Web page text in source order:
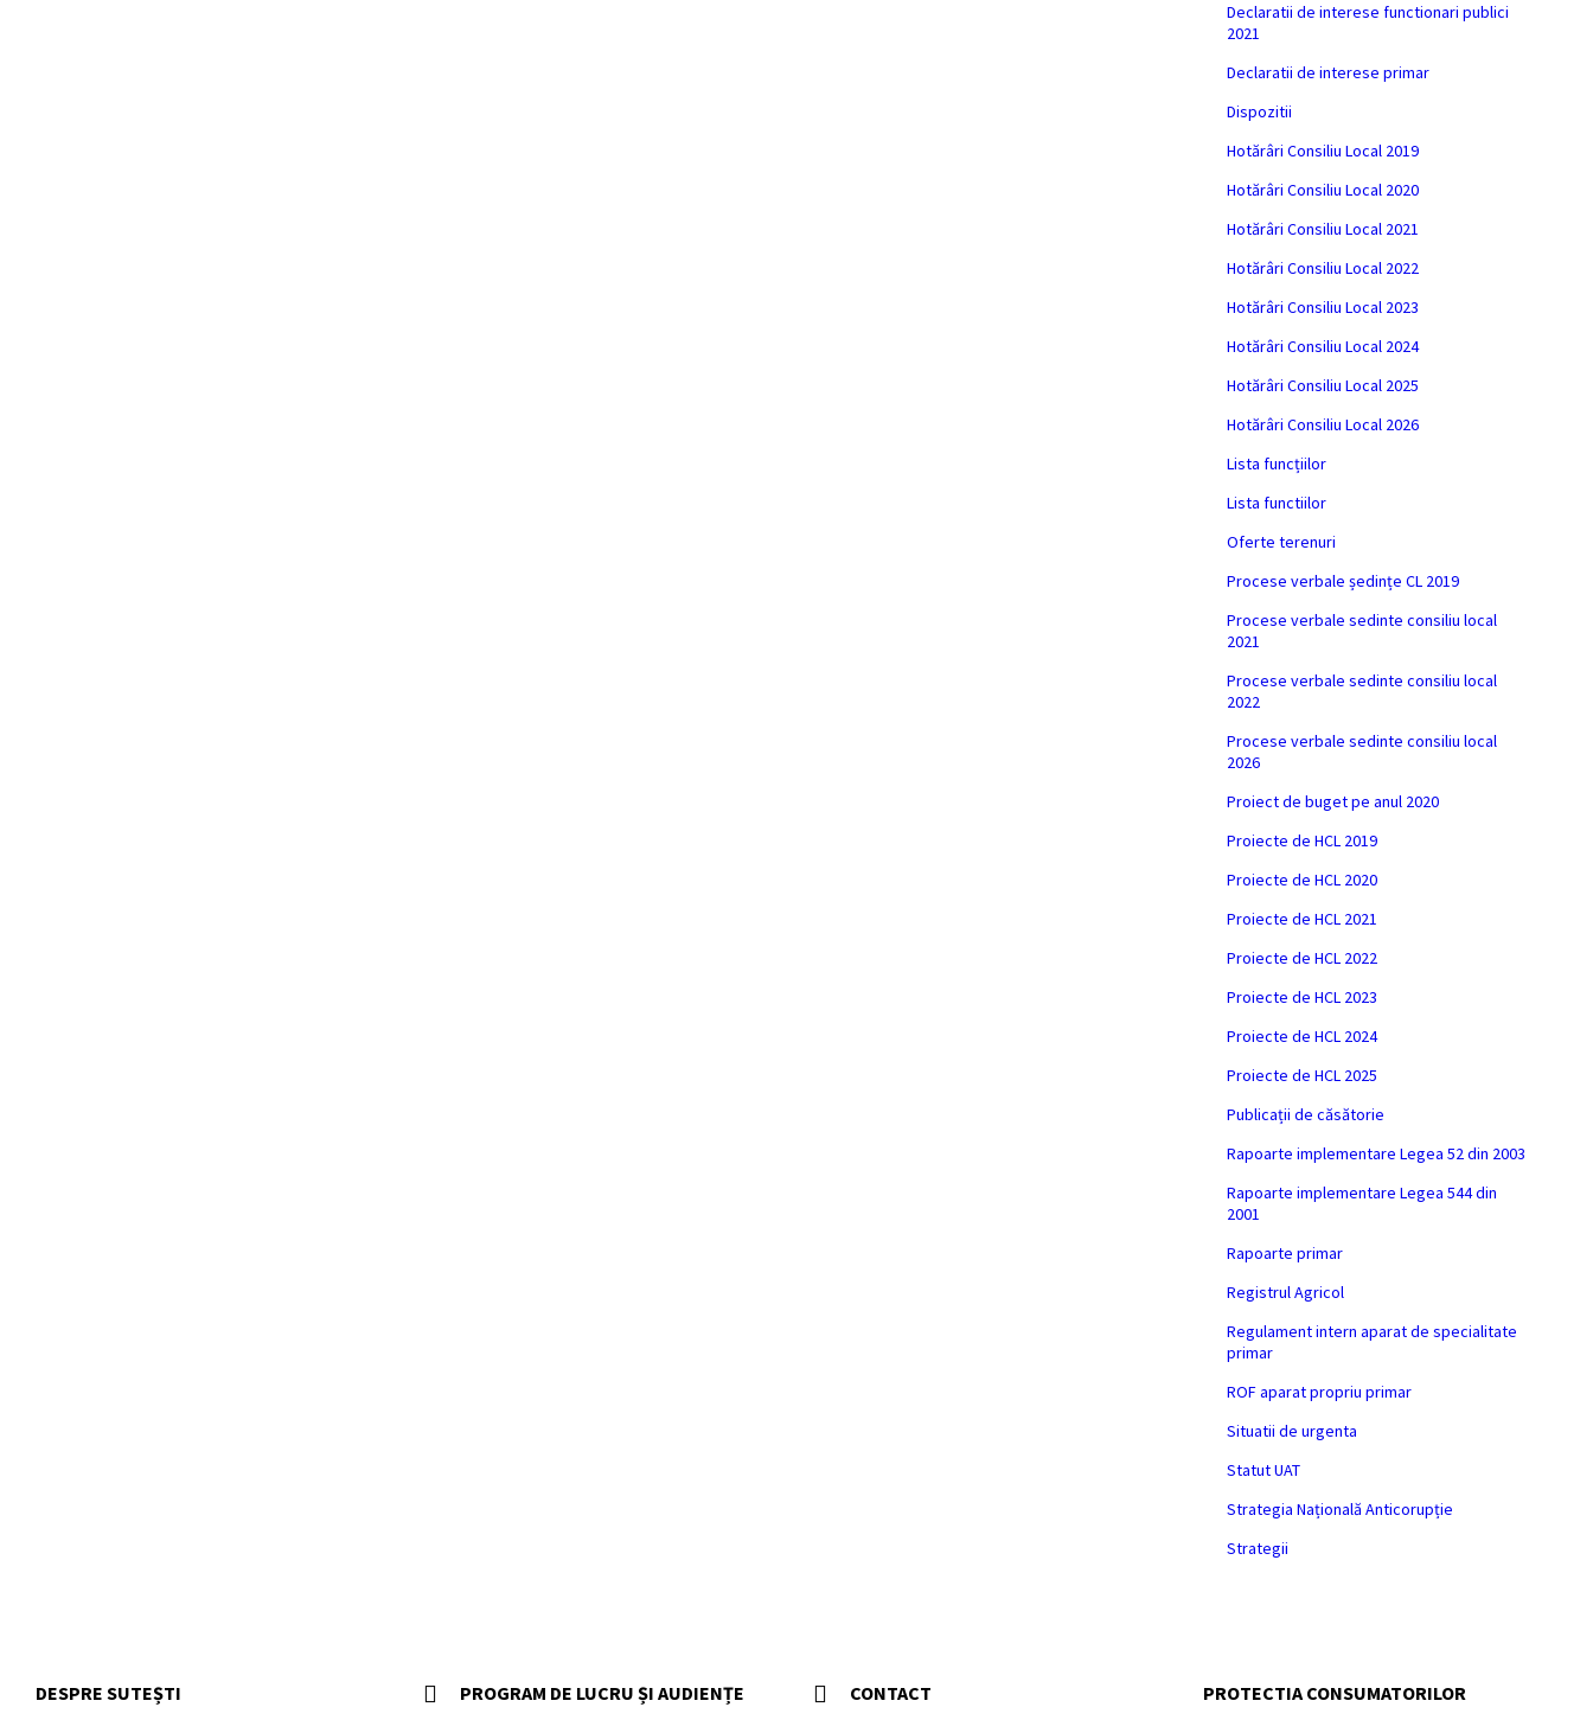
Declaratii de interese functionari publici
2021
Declaratii de interese primar
Dispozitii
Hotărâri Consiliu Local 2019
Hotărâri Consiliu Local 2020
Hotărâri Consiliu Local 2021
Hotărâri Consiliu Local 2022
Hotărâri Consiliu Local 2023
Hotărâri Consiliu Local 2024
Hotărâri Consiliu Local 2025
Hotărâri Consiliu Local 2026
Lista funcțiilor
Lista functiilor
Oferte terenuri
Procese verbale ședințe CL 2019
Procese verbale sedinte consiliu local
2021
Procese verbale sedinte consiliu local
2022
Procese verbale sedinte consiliu local
2026
Proiect de buget pe anul 2020
Proiecte de HCL 2019
Proiecte de HCL 2020
Proiecte de HCL 2021
Proiecte de HCL 2022
Proiecte de HCL 2023
Proiecte de HCL 2024
Proiecte de HCL 2025
Publicații de căsătorie
Rapoarte implementare Legea 52 din 2003
Rapoarte implementare Legea 544 din
2001
Rapoarte primar
Registrul Agricol
Regulament intern aparat de specialitate
primar
ROF aparat propriu primar
Situatii de urgenta
Statut UAT
Strategia Națională Anticorupție
Strategii
DESPRE SUTEȘTI PROGRAM DE LUCRU ȘI AUDIENȚE CONTACT PROTECTIA CONSUMATORILOR